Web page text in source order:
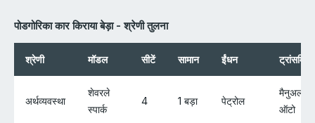
पोडगोरिका कार किराया बेड़ा - श्रेणी तुलना
श्रेणी मॉडल सीटें सामान ईंधन
अर्थव्यवस्था
शेवरले
स्पार्क
4 1 बड़ा पेट्रोल
मैनुअल /
ऑटो